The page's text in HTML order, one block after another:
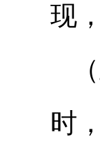
现
时